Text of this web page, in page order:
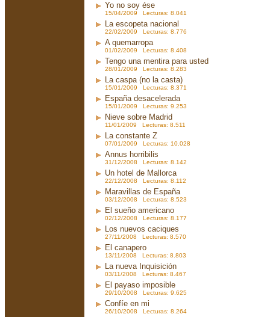
Yo no soy ése
15/04/2009 Lecturas: 8.041
La escopeta nacional
22/02/2009 Lecturas: 8.776
A quemarropa
01/02/2009 Lecturas: 8.408
Tengo una mentira para usted
28/01/2009 Lecturas: 8.283
La caspa (no la casta)
15/01/2009 Lecturas: 8.371
España desacelerada
15/01/2009 Lecturas: 9.253
Nieve sobre Madrid
11/01/2009 Lecturas: 8.511
La constante Z
07/01/2009 Lecturas: 10.028
Annus horribilis
31/12/2008 Lecturas: 8.142
Un hotel de Mallorca
22/12/2008 Lecturas: 8.112
Maravillas de España
03/12/2008 Lecturas: 8.523
El sueño americano
02/12/2008 Lecturas: 8.177
Los nuevos caciques
27/11/2008 Lecturas: 8.570
El canapero
13/11/2008 Lecturas: 8.803
La nueva Inquisición
03/11/2008 Lecturas: 8.467
El payaso imposible
29/10/2008 Lecturas: 9.625
Confíe en mi
26/10/2008 Lecturas: 8.264